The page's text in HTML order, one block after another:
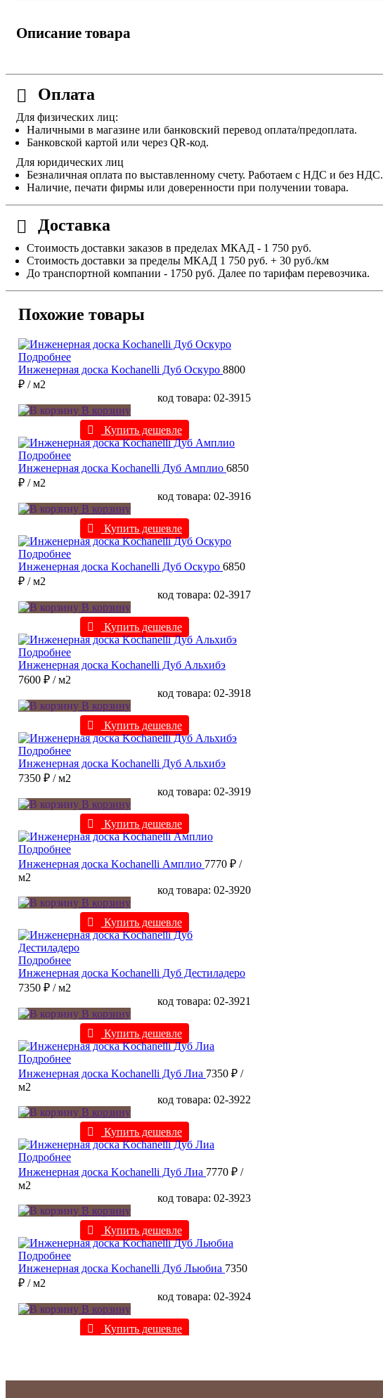
Описание товара
Оплата
Для физических лиц:
Наличными в магазине или банковский перевод оплата/предоплата.
Банковской картой или через QR-код.
Для юридических лиц
Безналичная оплата по выставленному счету. Работаем с НДС и без НДС.
Наличие, печати фирмы или доверенности при получении товара.
Доставка
Стоимость доставки заказов в пределах МКАД - 1 750 руб.
Стоимость доставки за пределы МКАД 1 750 руб. + 30 руб./км
До транспортной компании - 1750 руб. Далее по тарифам перевозчика.
Похожие товары
Подробнее
Инженерная доска Kochanelli Дуб Оскуро 8800
₽ / м2
код товара: 02-3915
В корзину
Купить дешевле
Подробнее
Инженерная доска Kochanelli Дуб Амплио 6850
₽ / м2
код товара: 02-3916
В корзину
Купить дешевле
Подробнее
Инженерная доска Kochanelli Дуб Оскуро 6850
₽ / м2
код товара: 02-3917
В корзину
Купить дешевле
Подробнее
Инженерная доска Kochanelli Дуб Альхибэ
7600 ₽ / м2
код товара: 02-3918
В корзину
Купить дешевле
Подробнее
Инженерная доска Kochanelli Дуб Альхибэ
7350 ₽ / м2
код товара: 02-3919
В корзину
Купить дешевле
Подробнее
Инженерная доска Kochanelli Амплио 7770 ₽ /
м2
код товара: 02-3920
В корзину
Купить дешевле
Подробнее
Инженерная доска Kochanelli Дуб Дестиладеро
7350 ₽ / м2
код товара: 02-3921
В корзину
Купить дешевле
Подробнее
Инженерная доска Kochanelli Дуб Лиа 7350 ₽ /
м2
код товара: 02-3922
В корзину
Купить дешевле
Подробнее
Инженерная доска Kochanelli Дуб Лиа 7770 ₽ /
м2
код товара: 02-3923
В корзину
Купить дешевле
Подробнее
Инженерная доска Kochanelli Дуб Льюбиа 7350
₽ / м2
код товара: 02-3924
В корзину
Купить дешевле